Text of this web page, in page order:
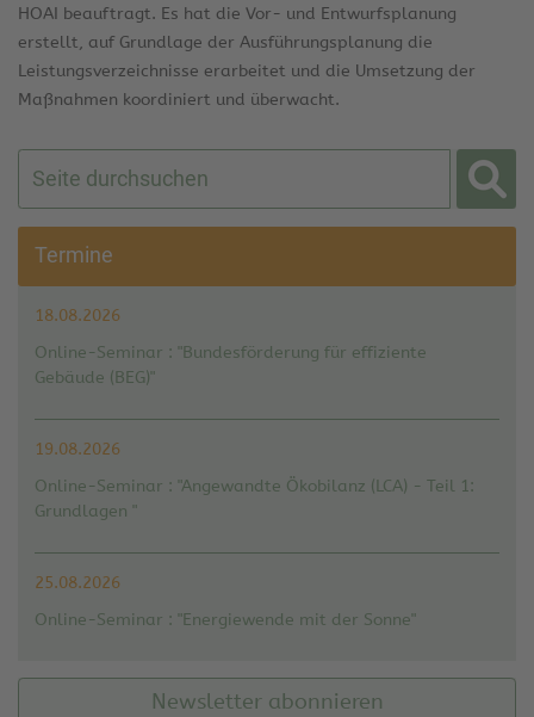
HOAI beauftragt. Es hat die Vor- und Entwurfsplanung
erstellt, auf Grundlage der Ausführungsplanung die
Leistungsverzeichnisse erarbeitet und die Umsetzung der
Maßnahmen koordiniert und überwacht.
Termine
18.08.2026
Online-Seminar : "Bundesförderung für effiziente
Gebäude (BEG)"
19.08.2026
Online-Seminar : "Angewandte Ökobilanz (LCA) - Teil 1:
Grundlagen "
25.08.2026
Online-Seminar : "Energiewende mit der Sonne"
Newsletter abonnieren